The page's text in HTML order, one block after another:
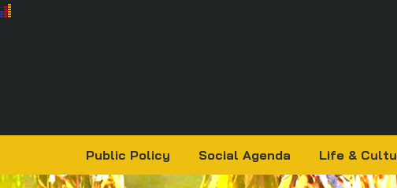
Public Policy Social Agenda Life &